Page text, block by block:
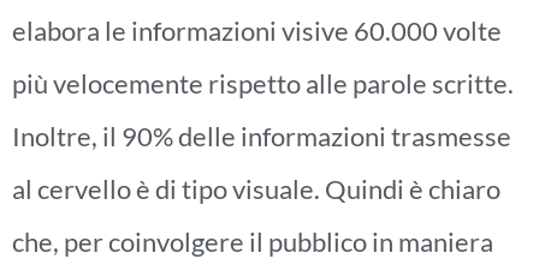
elabora le informazioni visive 60.000 volte
più velocemente rispetto alle parole scritte.
Inoltre, il 90% delle informazioni trasmesse
al cervello è di tipo visuale. Quindi è chiaro
che, per coinvolgere il pubblico in maniera